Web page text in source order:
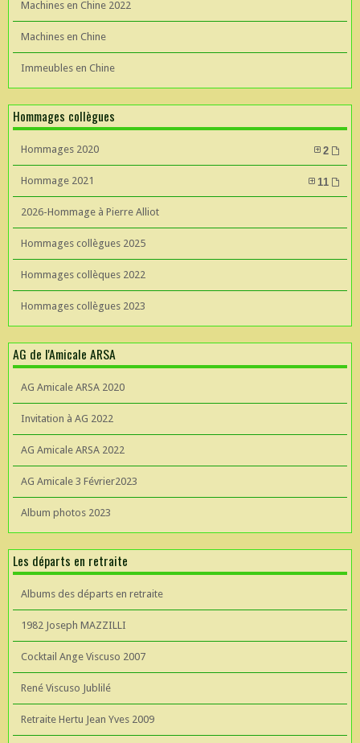
Machines en Chine 2022
Machines en Chine
Immeubles en Chine
Hommages collègues
Hommages 2020 2
Hommage 2021 11
2026-Hommage à Pierre Alliot
Hommages collègues 2025
Hommages collèques 2022
Hommages collègues 2023
AG de l'Amicale ARSA
AG Amicale ARSA 2020
Invitation à AG 2022
AG Amicale ARSA 2022
AG Amicale 3 Février2023
Album photos 2023
Les départs en retraite
Albums des départs en retraite
1982 Joseph MAZZILLI
Cocktail Ange Viscuso 2007
René Viscuso Jublilé
Retraite Hertu Jean Yves 2009